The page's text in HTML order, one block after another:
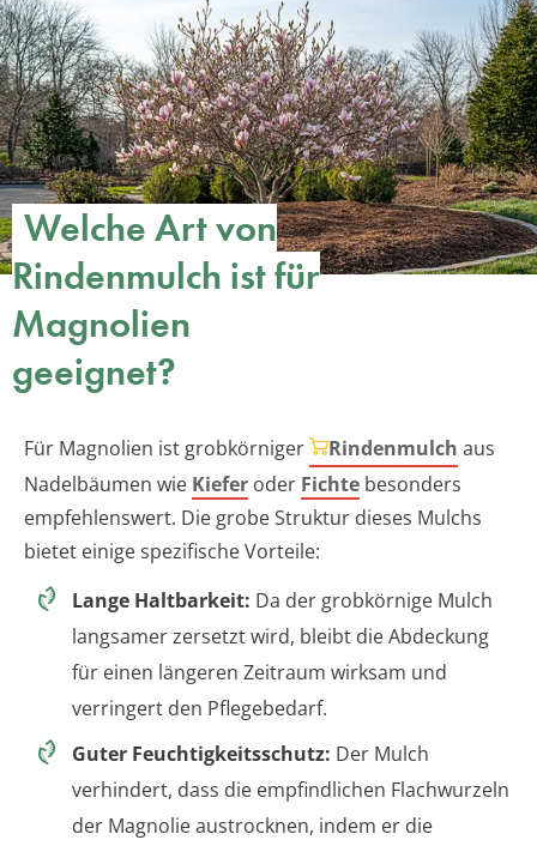
Welche Art von
Rindenmulch ist für
Magnolien
geeignet?
Für Magnolien ist grobkörniger Rindenmulch aus
Nadelbäumen wie Kiefer oder Fichte besonders
empfehlenswert. Die grobe Struktur dieses Mulchs
bietet einige spezifische Vorteile:
Lange Haltbarkeit: Da der grobkörnige Mulch
langsamer zersetzt wird, bleibt die Abdeckung
für einen längeren Zeitraum wirksam und
verringert den Pflegebedarf.
Guter Feuchtigkeitsschutz: Der Mulch
verhindert, dass die empfindlichen Flachwurzeln
der Magnolie austrocknen, indem er die